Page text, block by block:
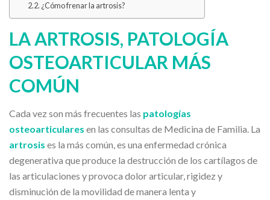
¿Cómo frenar la artrosis?
LA ARTROSIS, PATOLOGÍA
OSTEOARTICULAR MÁS
COMÚN
Cada vez son más frecuentes las patologías
osteoarticulares en las consultas de Medicina de Familia. La
artrosis es la más común, es una enfermedad crónica
degenerativa que produce la destrucción de los cartílagos de
las articulaciones y provoca dolor articular, rigidez y
disminución de la movilidad de manera lenta y